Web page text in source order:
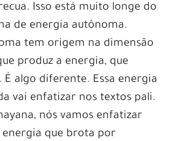
Isso está muito longe do
de energia autônoma.
tem origem na dimensão
produz a energia, que
algo diferente. Essa energia
vai enfatizar nos textos pali.
nós vamos enfatizar
energia que brota por